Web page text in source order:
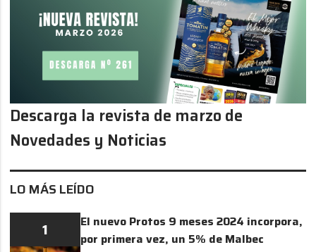
LO MÁS LEÍDO
1
El nuevo Protos 9 meses 2024 incorpora,
por primera vez, un 5% de Malbec
Descarga la revista de marzo de
Novedades y Noticias